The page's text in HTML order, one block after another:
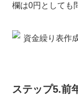
欄は0円としても
ステップ5.前